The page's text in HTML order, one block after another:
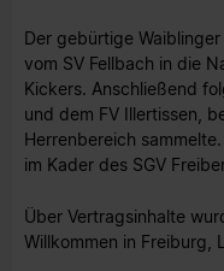
Der gebürtige
vom SV Fellbach in die
Kickers. Anschließend
und dem FV Illertissen,
Herrenbereich
im Kader des SGV
Über Vertragsinhalte
Willkommen in Freiburg,